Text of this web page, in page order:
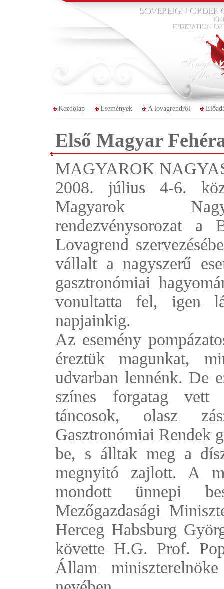
Kezdőlap Események A lovagrendről
Első Magyar
MAGYAROK
2008. július 4-6.
Magyarok
rendezvénysorozat a
Lovagrend
vállalt a nagyszerű
gasztronómiai
vonultatta fel, igen
napjainkig.
Az esemény
éreztük magunkat,
udvarban lennénk. De
színes forgatag vett
táncosok, olasz
Gasztronómiai Rendek
be, s álltak meg a
megnyitó zajlott. A
mondott ünnepi
Mezőgazdasági
Herceg Habsburg
követte H.G. Prof.
Állam